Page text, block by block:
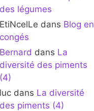
des légumes
EtiNcelLe dans Blog en
congés
Bernard dans La
diversité des piments
(4)
luc dans La diversité
des piments (4)